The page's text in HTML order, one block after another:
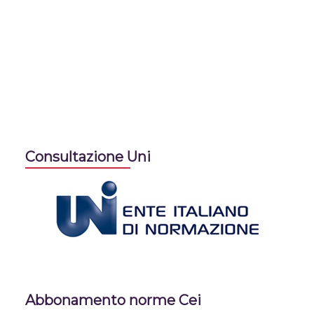
Consultazione Uni
Abbonamento norme Cei